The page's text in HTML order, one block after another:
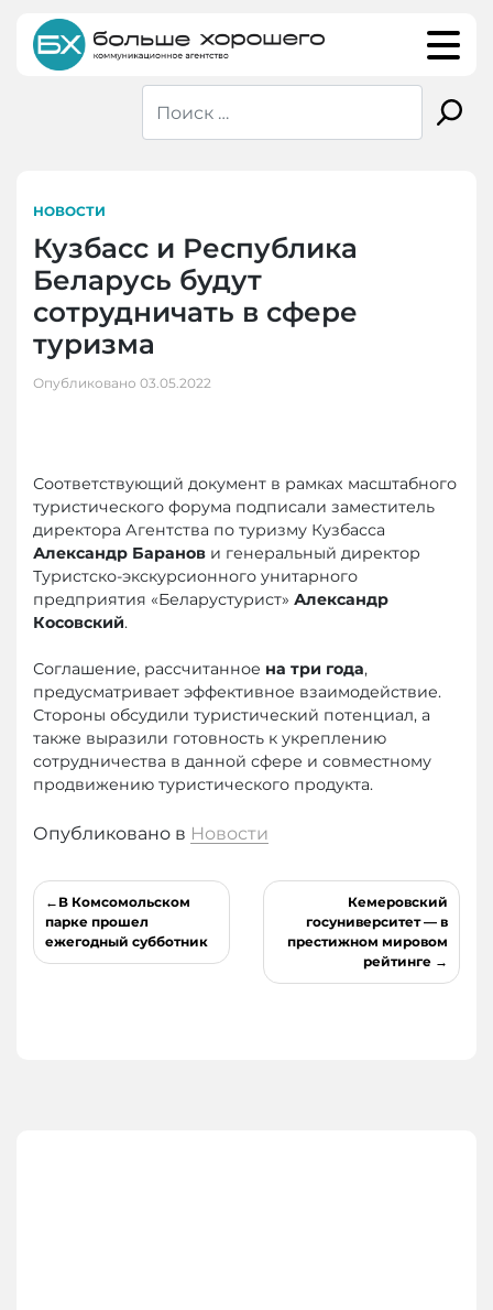
content
НОВОСТИ
Кузбасс и Республика
Беларусь будут
сотрудничать в сфере
туризма
Опубликовано 03.05.2022
Соответствующий документ в рамках масштабного
туристического форума подписали заместитель
директора Агентства по туризму Кузбасса
Александр Баранов и генеральный директор
Туристско-экскурсионного унитарного
предприятия «Беларустурист» Александр
Косовский.
Соглашение, рассчитанное на три года,
предусматривает эффективное взаимодействие.
Стороны обсудили туристический потенциал, а
также выразили готовность к укреплению
сотрудничества в данной сфере и совместному
продвижению туристического продукта.
Опубликовано в Новости
Навигация
по
записям
В Комсомольском
парке прошел
ежегодный субботник
Кемеровский
госуниверситет — в
престижном мировом
рейтинге